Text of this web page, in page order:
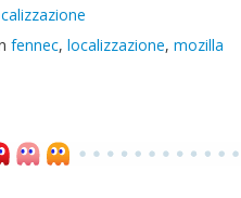
fennec, localizzazione, mozilla